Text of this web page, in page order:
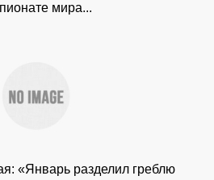
мира...
«Январь разделил греблю